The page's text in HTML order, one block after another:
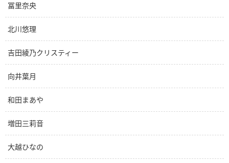
冨里奈央
北川悠理
吉田綾乃クリスティー
向井葉月
和田まあや
増田三莉音
大越ひなの